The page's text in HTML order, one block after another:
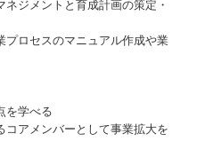
ネジメントと育成計画の策定・
プロセスのマニュアル作成や業
を学べる
コアメンバーとして事業拡大を